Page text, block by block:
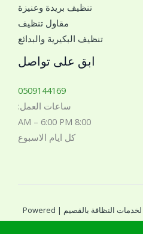
تنظيف بريدة وعنيزة
مقاول تنظيف
تنظيف البكيرية والبدائع
ابق على تواصل
0509144169
ساعات العمل:
8:00 AM – 6:00 PM
كل ايام الاسبوع
Copyright © 2026 بريق اللؤلؤة لخدمات النظافة بالقصيم | Powered